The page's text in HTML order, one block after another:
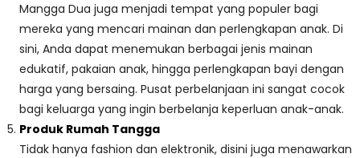
Mangga Dua juga menjadi tempat yang populer bagi
mereka yang mencari mainan dan perlengkapan anak. Di
sini, Anda dapat menemukan berbagai jenis mainan
edukatif, pakaian anak, hingga perlengkapan bayi dengan
harga yang bersaing. Pusat perbelanjaan ini sangat cocok
bagi keluarga yang ingin berbelanja keperluan anak-anak.
Produk Rumah Tangga
Tidak hanya fashion dan elektronik, disini juga menawarkan